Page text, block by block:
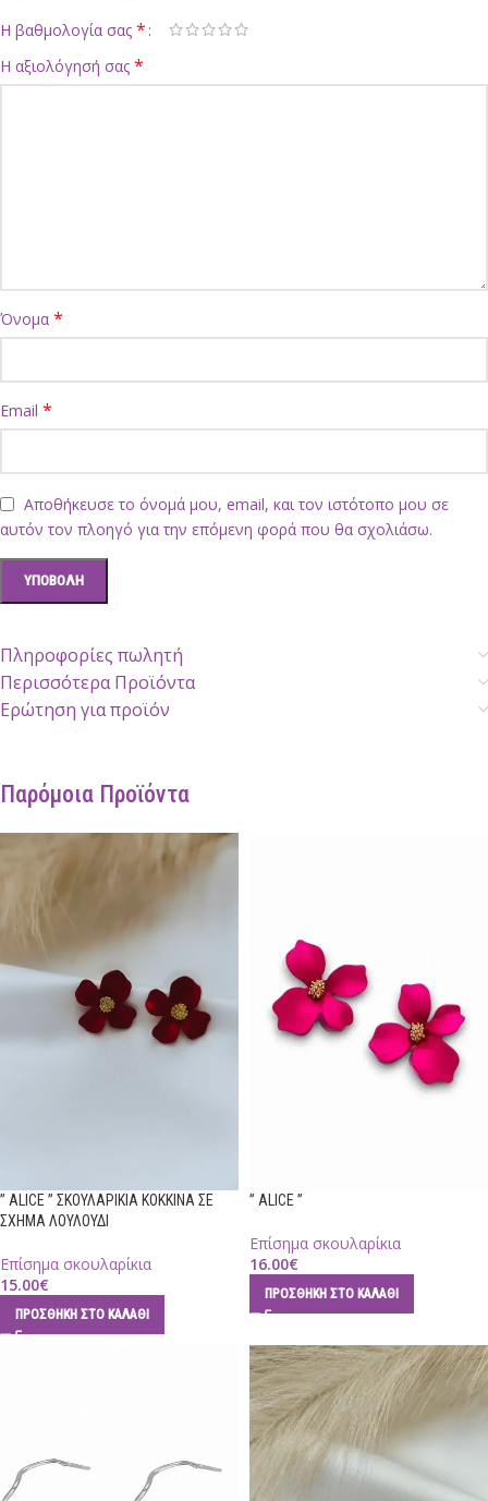
Η βαθμολογία σας *
Η αξιολόγησή σας *
Όνομα *
Email *
Αποθήκευσε το όνομά μου, email, και τον ιστότοπο μου σε
αυτόν τον πλοηγό για την επόμενη φορά που θα σχολιάσω.
Πληροφορίες πωλητή
Περισσότερα Προϊόντα
Ερώτηση για προϊόν
Παρόμοια Προϊόντα
” ALICE ” ΣΚΟΥΛΑΡΙΚΙΑ ΚΟΚΚΙΝΑ ΣΕ
ΣΧΗΜΑ ΛΟΥΛΟΥΔΙ
Επίσημα σκουλαρίκια
15.00€
ΠΡΟΣΘΉΚΗ ΣΤΟ ΚΑΛΆΘΙ
” ALICE ”
Επίσημα σκουλαρίκια
16.00€
ΠΡΟΣΘΉΚΗ ΣΤΟ ΚΑΛΆΘΙ